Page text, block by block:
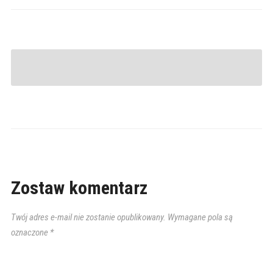
Zostaw komentarz
Twój adres e-mail nie zostanie opublikowany. Wymagane pola są
oznaczone *